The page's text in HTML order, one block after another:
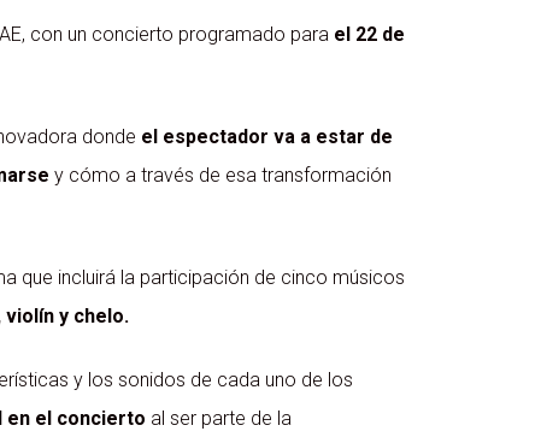
con un concierto programado para el 22 de
donde el espectador va a estar de
y cómo a través de esa transformación
que incluirá la participación de cinco músicos
y chelo.
y los sonidos de cada uno de los
en el concierto al ser parte de la